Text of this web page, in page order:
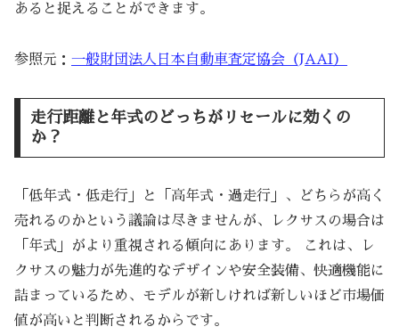
あると捉えることができます。
参照元： 一般財団法人日本自動車査定協会（JAAI）
走行距離と年式のどっちがリセールに効くの
か？
「低年式・低走行」と「高年式・過走行」、どちらが高く
売れるのかという議論は尽きませんが、レクサスの場合は
「年式」がより重視される傾向にあります。 これは、レ
クサスの魅力が先進的なデザインや安全装備、快適機能に
詰まっているため、モデルが新しければ新しいほど市場価
値が高いと判断されるからです。